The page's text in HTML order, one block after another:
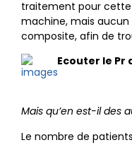
traitement pour
machine, mais
composite, afin de
Ecouter le Pr
Mais qu’en est-il des
Le nombre de